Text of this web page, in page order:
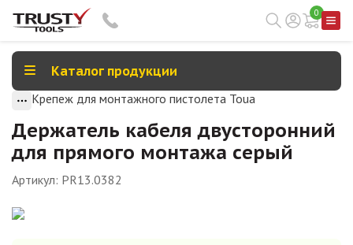
0
Каталог продукции
Крепеж для монтажного пистолета Toua
Держатель кабеля двусторонний
для прямого монтажа серый
Артикул: PR13.0382